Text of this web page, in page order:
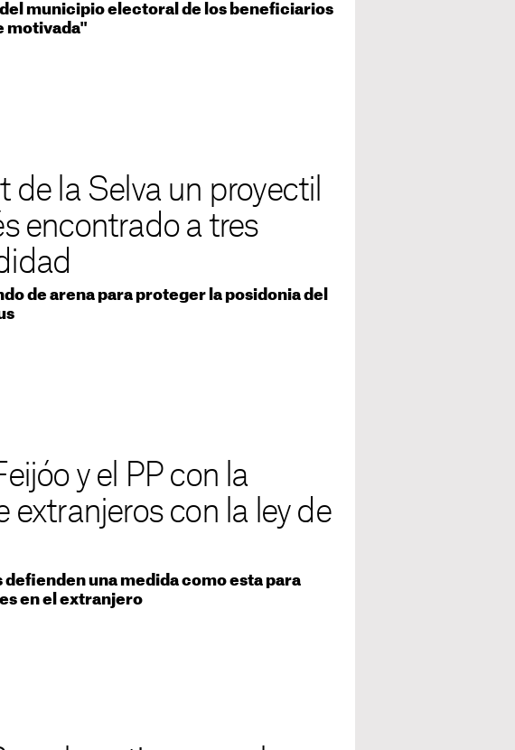
municipio electoral de los beneficiarios
motivada"
de la Selva un proyectil
encontrado a tres
de arena para proteger la posidonia del
y el PP con la
extranjeros con la ley de
defienden una medida como esta para
en el extranjero